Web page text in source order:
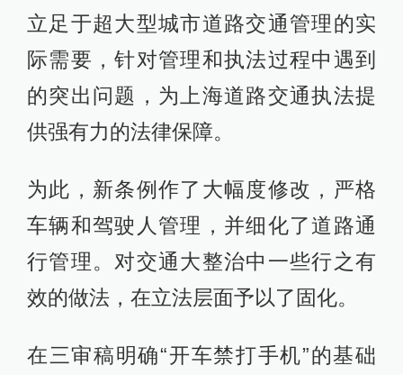
立足于超大型城市道路交通管理的实
际需要，针对管理和执法过程中遇到
的突出问题，为上海道路交通执法提
供强有力的法律保障。
为此，新条例作了大幅度修改，严格
车辆和驾驶人管理，并细化了道路通
行管理。对交通大整治中一些行之有
效的做法，在立法层面予以了固化。
在三审稿明确“开车禁打手机”的基础